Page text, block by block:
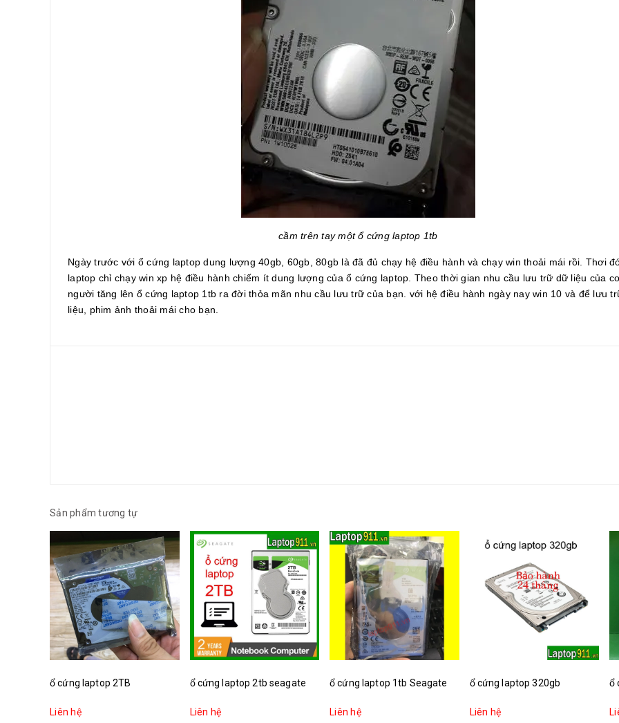
cầm trên tay một ổ cứng laptop 1tb
Ngày trước với ổ cứng laptop dung lượng 40gb, 60gb, 80gb là đã đủ chạy hệ điều hành và chạy win thoải mái rồi. Thơi
laptop chỉ chạy win xp hệ điều hành chiếm ít dung lượng của ổ cứng laptop. Theo thời gian nhu cầu lưu trữ dữ liệu của
người tăng lên ổ cứng laptop 1tb ra đời thỏa mãn nhu cầu lưu trữ của bạn. với hệ điều hành ngày nay win 10 và để lưu
liệu, phim ảnh thoải mái cho bạn.
Sản phẩm tương tự
ổ cứng laptop 2TB
Liên hệ
ổ cứng laptop 2tb seagate
Liên hệ
ổ cứng laptop 1tb Seagate
Liên hệ
ổ cứng laptop 320gb
Liên hệ
ổ